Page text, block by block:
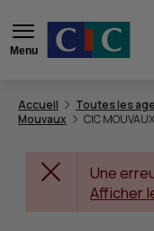
Menu
Accueil Toutes les
Mouvaux
CIC MOUVAUX
Une
Afficher